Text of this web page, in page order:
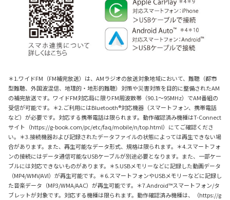
＊1.ワイドFM（FM補完放送）は、AMラジオの放送対象地域において、難聴（都市
型難聴、外国波混信、地理的・地形的難聴）対策や災害対策を目的に整備されたAM
の補完放送です。ワイドFM対応局に限りFM周波数帯（90.1〜95MHz）でAM番組の
受信が可能です。＊2.ご利用にはBluetooth®対応機器（スマートフォン、携帯電話
など）が必要です。対応する携帯電話は限られます。動作確認済み機種はT-Connect
サイト（https://g-book.com/pc/etc/faq/mobile/n/top.html）にてご確認くださ
い。＊3.接続機器および記録されたデータファイルの状態によっては再生できない場
合があります。また、再生可能なデータ形式、規格は限られます。＊4.スマートフォ
ンの接続にはデータ通信可能なUSBケーブルが別途必要となります。また、一部ケー
ブルには対応できないものがあります。＊5.USBメモリーなどに記録した動画データ
（MP4/WMV/AVI）が再生可能です。＊6.スマートフォンやUSBメモリーなどに記録し
た音楽データ（MP3/WMA/AAC）が再生可能です。＊7.Android™スマートフォン/タ
ブレットが対象です。対応する機種は限られます。動作確認済み機種は、（https://g